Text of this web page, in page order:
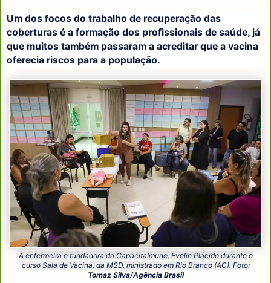
Um dos focos do trabalho de recuperação das
coberturas é a formação dos profissionais de saúde, já
que muitos também passaram a acreditar que a vacina
oferecia riscos para a população.
A enfermeira e fundadora da CapacitaImune, Evelin Plácido durante o
curso Sala de Vacina, da MSD, ministrado em Rio Branco (AC). Foto:
Tomaz Silva/Agência Brasil